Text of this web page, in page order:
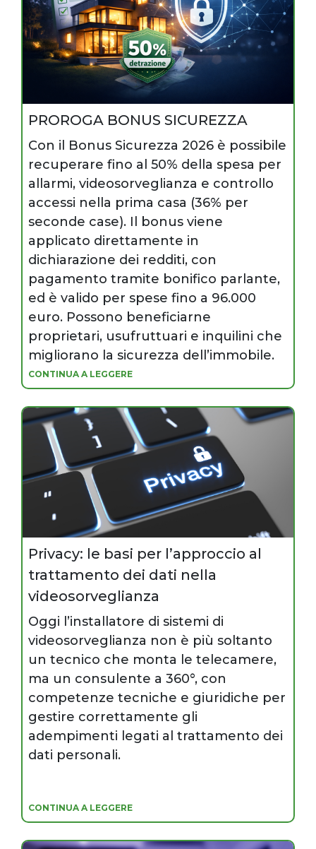
PROROGA BONUS SICUREZZA
Con il Bonus Sicurezza 2026 è possibile
recuperare fino al 50% della spesa per
allarmi, videosorveglianza e controllo
accessi nella prima casa (36% per
seconde case). Il bonus viene
applicato direttamente in
dichiarazione dei redditi, con
pagamento tramite bonifico parlante,
ed è valido per spese fino a 96.000
euro. Possono beneficiarne
proprietari, usufruttuari e inquilini che
migliorano la sicurezza dell’immobile.
CONTINUA A LEGGERE
Privacy: le basi per l’approccio al
trattamento dei dati nella
videosorveglianza
Oggi l’installatore di sistemi di
videosorveglianza non è più soltanto
un tecnico che monta le telecamere,
ma un consulente a 360°, con
competenze tecniche e giuridiche per
gestire correttamente gli
adempimenti legati al trattamento dei
dati personali.
CONTINUA A LEGGERE